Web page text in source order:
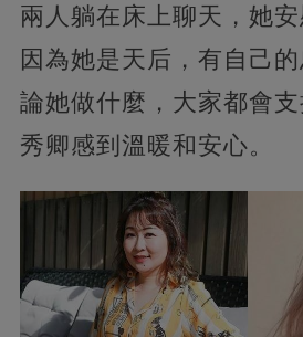
兩人躺在床上聊天，她安
因為她是天后，有自己
論她做什麼，大家都會
秀卿感到溫暖和安心。